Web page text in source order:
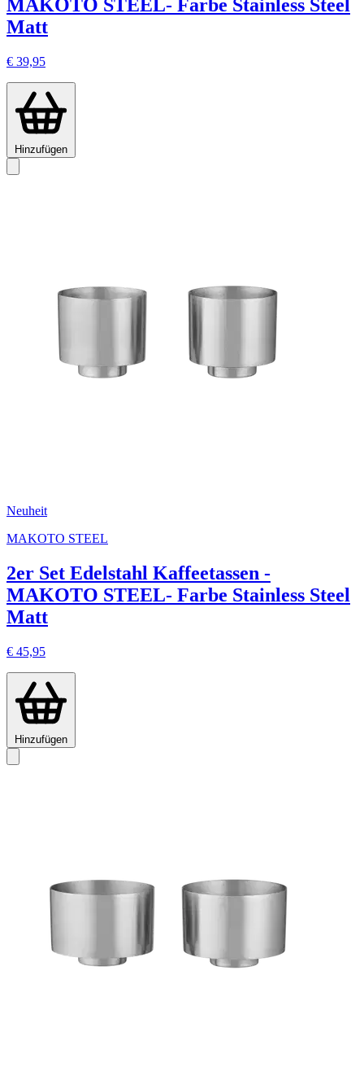
MAKOTO STEEL- Farbe Stainless Steel
Matt
€ 39,95
Hinzufügen
Neuheit
MAKOTO STEEL
2er Set Edelstahl Kaffeetassen -
MAKOTO STEEL- Farbe Stainless Steel
Matt
€ 45,95
Hinzufügen